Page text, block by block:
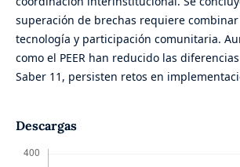
superación de brechas requiere
tecnología y participación comunitaria.
como el PEER han reducido las
Saber 11, persisten retos en
Descargas